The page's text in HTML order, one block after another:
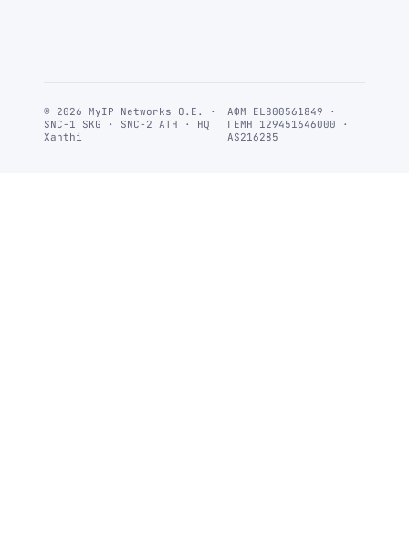
© 2026 MyIP Networks Ο.Ε. ·
SNC-1 SKG · SNC-2 ATH · HQ
Xanthi
ΑΦΜ EL800561849 ·
ΓΕΜΗ 129451646000 ·
AS216285